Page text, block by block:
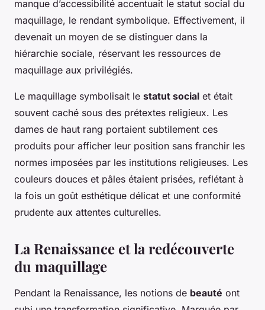
manque d’accessibilité accentuait le statut social du
maquillage, le rendant symbolique. Effectivement, il
devenait un moyen de se distinguer dans la
hiérarchie sociale, réservant les ressources de
maquillage aux privilégiés.
Le maquillage symbolisait le statut social et était
souvent caché sous des prétextes religieux. Les
dames de haut rang portaient subtilement ces
produits pour afficher leur position sans franchir les
normes imposées par les institutions religieuses. Les
couleurs douces et pâles étaient prisées, reflétant à
la fois un goût esthétique délicat et une conformité
prudente aux attentes culturelles.
La Renaissance et la redécouverte
du maquillage
Pendant la Renaissance, les notions de beauté ont